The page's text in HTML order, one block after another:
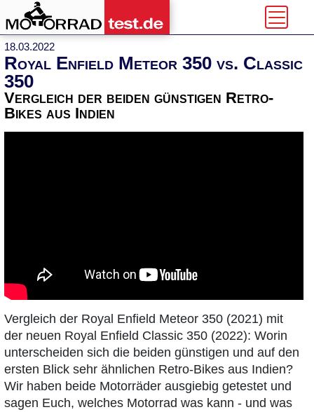
18.03.2022
Royal Enfield Meteor 350 vs. Classic
350
Vergleich der beiden günstigen Retro-
Bikes aus Indien
Vergleich der Royal Enfield Meteor 350 (2021) mit
der neuen Royal Enfield Classic 350 (2022): Worin
unterscheiden sich die beiden günstigen und auf den
ersten Blick sehr ähnlichen Retro-Bikes aus Indien?
Wir haben beide Motorräder ausgiebig getestet und
sagen Euch, welches Motorrad was kann - und was